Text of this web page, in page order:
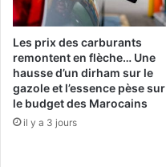
Les prix des carburants
remontent en flèche… Une
hausse d’un dirham sur le
gazole et l’essence pèse sur
le budget des Marocains
il y a 3 jours